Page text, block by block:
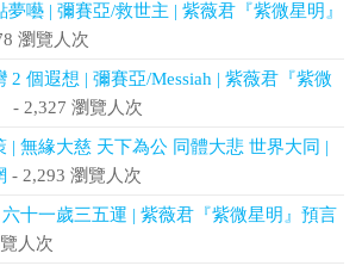
囈 | 彌賽亞/救世主 | 紫薇君『紫微星明』
瀏覽人次
2 個遐想 | 彌賽亞/Messiah | 紫薇君『紫微
- 2,327 瀏覽人次
| 無緣大慈 天下為公 同體大悲 世界大同 |
- 2,293 瀏覽人次
十一歲三五運 | 紫薇君『紫微星明』預言
人次